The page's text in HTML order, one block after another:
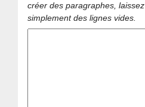
créer des paragraphes, laissez
simplement des lignes vides.